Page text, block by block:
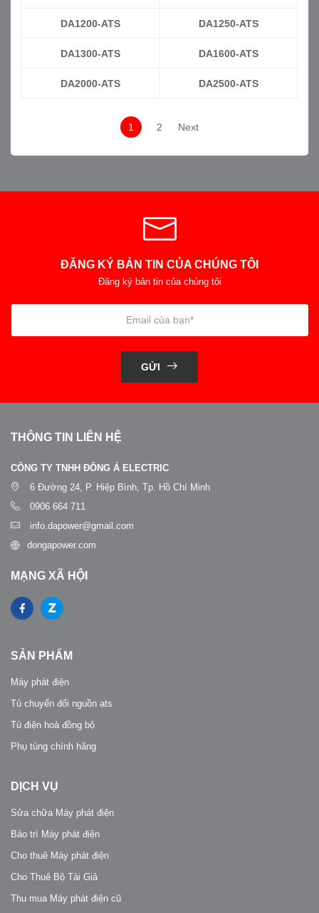
DA1200-ATS DA1250-ATS
DA1300-ATS DA1600-ATS
DA2000-ATS DA2500-ATS
1 2 Next
ĐĂNG KÝ BẢN TIN CỦA CHÚNG TÔI
Đăng ký bản tin của chúng tôi
GỬI
THÔNG TIN LIÊN HỆ
CÔNG TY TNHH ĐÔNG Á ELECTRIC
6 Đường 24, P. Hiệp Bình, Tp. Hồ Chí Minh
0906 664 711
info.dapower@gmail.com
dongapower.com
MẠNG XÃ HỘI
SẢN PHẨM
Máy phát điện
Tủ chuyển đổi nguồn ats
Tủ điện hoà đồng bộ
Phụ tùng chính hãng
DỊCH VỤ
Sửa chữa Máy phát điện
Bảo trì Máy phát điện
Cho thuê Máy phát điện
Cho Thuê Bộ Tải Giả
Thu mua Máy phát điện cũ